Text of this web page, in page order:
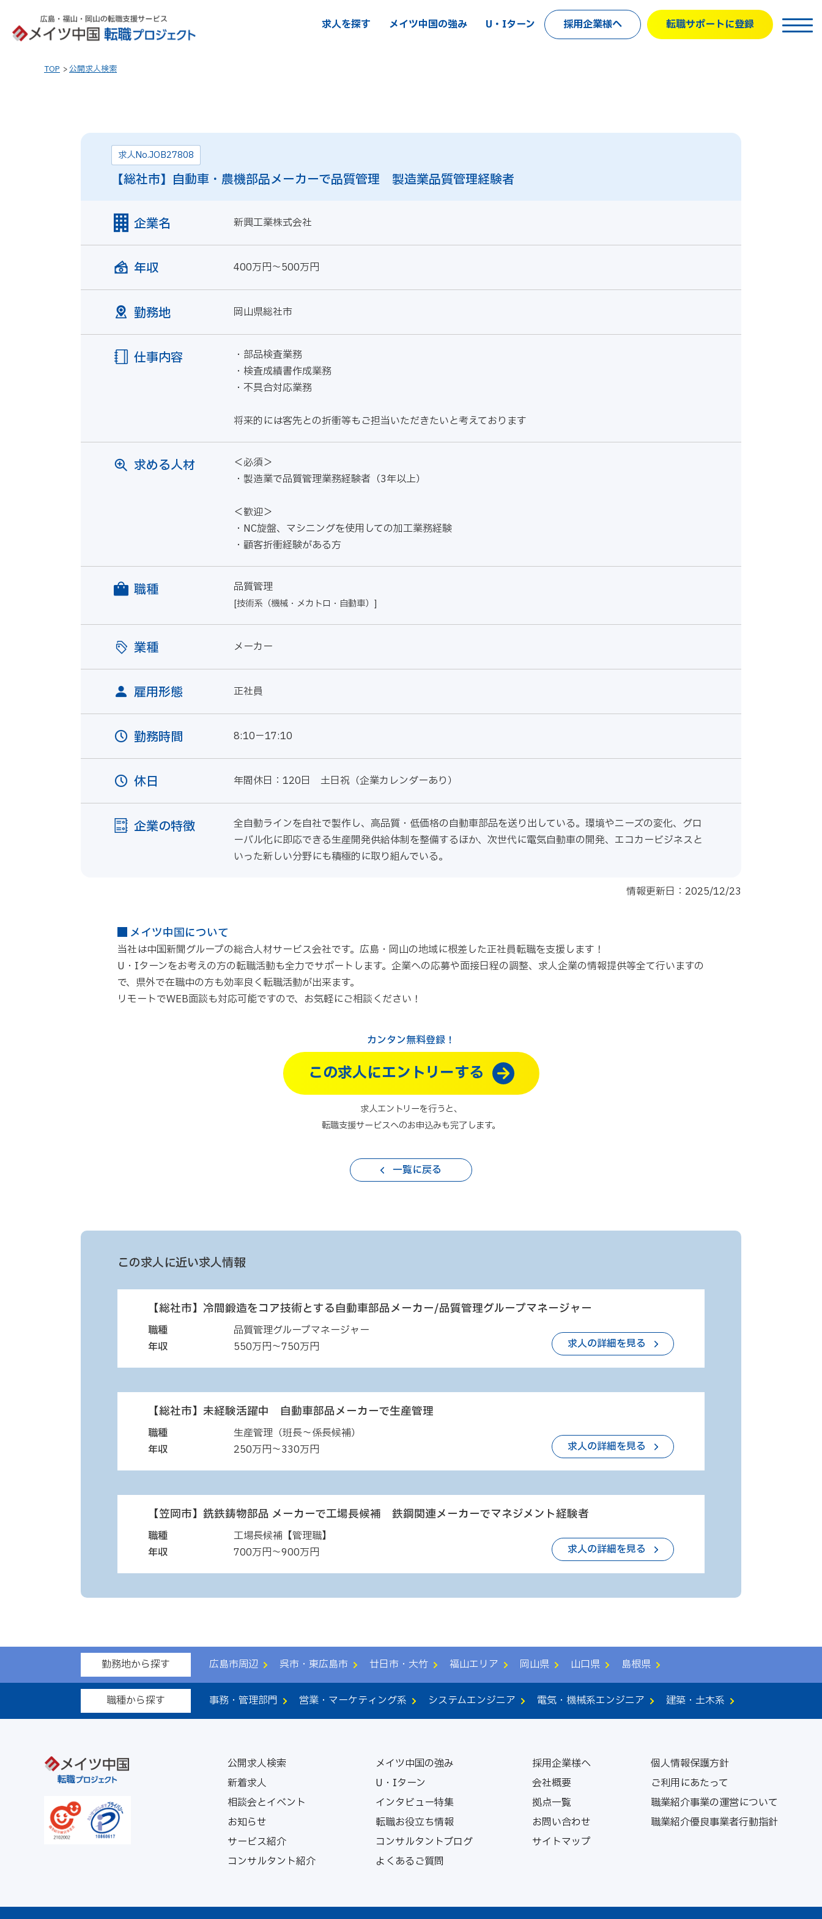
求人を探す メイツ中国の強み U・Iターン 採用企業様へ 転職サポートに登録
TOP 公開求人検索
求人No.JOB27808
【総社市】自動車・農機部品メーカーで品質管理 製造業品質管理経験者
企業名 新興工業株式会社
年収 400万円～500万円
勤務地 岡山県総社市
仕事内容
・部品検査業務
・検査成績書作成業務
・不具合対応業務
将来的には客先との折衝等もご担当いただきたいと考えております
求める人材
＜必須＞
・製造業で品質管理業務経験者（3年以上）
＜歓迎＞
・NC旋盤、マシニングを使用しての加工業務経験
・顧客折衝経験がある方
職種 品質管理
[技術系（機械・メカトロ・自動車）]
業種 メーカー
雇用形態 正社員
勤務時間 8:10－17:10
休日 年間休日：120日 土日祝（企業カレンダーあり）
企業の特徴
全自動ラインを自社で製作し、高品質・低価格の自動車部品を送り出している。環境やニーズの変化、グロ
ーバル化に即応できる生産開発供給体制を整備するほか、次世代に電気自動車の開発、エコカービジネスと
いった新しい分野にも積極的に取り組んでいる。
情報更新日：2025/12/23
メイツ中国について
当社は中国新聞グループの総合人材サービス会社です。広島・岡山の地域に根差した正社員転職を支援します！
U・Iターンをお考えの方の転職活動も全力でサポートします。企業への応募や面接日程の調整、求人企業の情報提供等全て行いますの
で、県外で在職中の方も効率良く転職活動が出来ます。
リモートでWEB面談も対応可能ですので、お気軽にご相談ください！
カンタン無料登録！
この求人にエントリーする
求人エントリーを行うと、
転職支援サービスへのお申込みも完了します。
一覧に戻る
この求人に近い求人情報
【総社市】冷間鍛造をコア技術とする自動車部品メーカー/品質管理グループマネージャー
職種
品質管理グループマネージャー
年収
550万円～750万円 求人の詳細を見る
【総社市】未経験活躍中 自動車部品メーカーで生産管理
職種
生産管理（班長～係長候補）
年収
250万円～330万円 求人の詳細を見る
【笠岡市】銑鉄鋳物部品 メーカーで工場長候補 鉄鋼関連メーカーでマネジメント経験者
職種
工場長候補【管理職】
年収
700万円～900万円 求人の詳細を見る
勤務地から探す 広島市周辺 呉市・東広島市 廿日市・大竹 福山エリア 岡山県 山口県 島根県
職種から探す 事務・管理部門 営業・マーケティング系 システムエンジニア 電気・機械系エンジニア 建築・土木系
公開求人検索
新着求人
相談会とイベント
お知らせ
サービス紹介
コンサルタント紹介
メイツ中国の強み
U・Iターン
インタビュー特集
転職お役立ち情報
コンサルタントブログ
よくあるご質問
採用企業様へ
会社概要
拠点一覧
お問い合わせ
サイトマップ
個人情報保護方針
ご利用にあたって
職業紹介事業の運営について
職業紹介優良事業者行動指針